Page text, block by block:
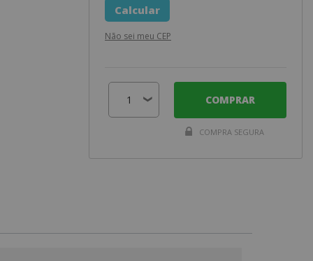
Não sei meu CEP
COMPRAR
COMPRA SEGURA